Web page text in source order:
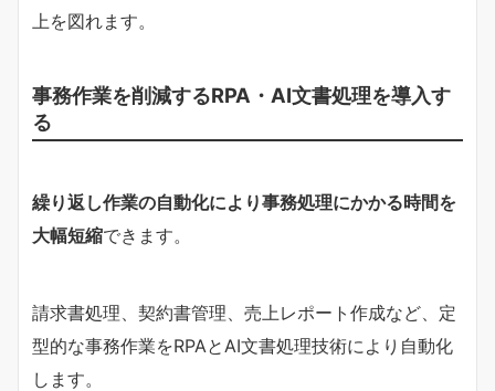
上を図れます。
事務作業を削減するRPA・AI文書処理を導入す
る
繰り返し作業の自動化により事務処理にかかる時間を
大幅短縮できます。
請求書処理、契約書管理、売上レポート作成など、定
型的な事務作業をRPAとAI文書処理技術により自動化
します。